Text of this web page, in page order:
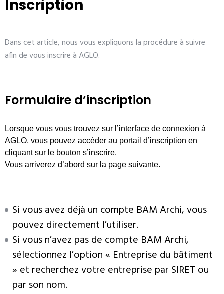
Inscription
Dans cet article, nous vous expliquons la procédure à suivre
afin de vous inscrire à AGLO.
Formulaire d’inscription
Lorsque vous vous trouvez sur l’interface de connexion à
AGLO, vous pouvez accéder au portail d’inscription en
cliquant sur le bouton s’inscrire.
Vous arriverez d’abord sur la page suivante.
Si vous avez déjà un compte BAM Archi, vous
pouvez directement l’utiliser.
Si vous n’avez pas de compte BAM Archi,
sélectionnez l’option « Entreprise du bâtiment
» et recherchez votre entreprise par SIRET ou
par son nom.